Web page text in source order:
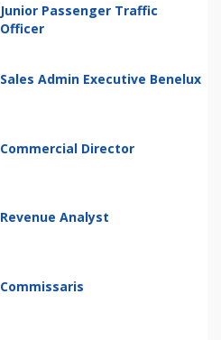
Junior Passenger Traffic
Officer
Sales Admin Executive Benelux
Commercial Director
Revenue Analyst
Commissaris